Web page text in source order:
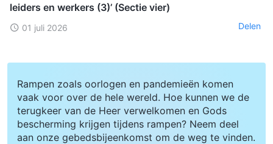
leiders en werkers (3)’ (Sectie vier)
01 juli 2026 Delen
Rampen zoals oorlogen en pandemieën komen
vaak voor over de hele wereld. Hoe kunnen we de
terugkeer van de Heer verwelkomen en Gods
bescherming krijgen tijdens rampen? Neem deel
aan onze gebedsbijeenkomst om de weg te vinden.